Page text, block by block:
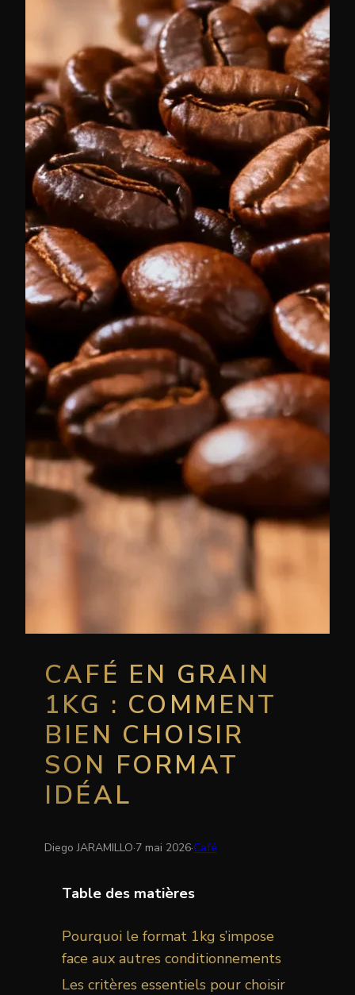
CAFÉ EN GRAIN
1KG : COMMENT
BIEN CHOISIR
SON FORMAT
IDÉAL
Diego JARAMILLO·7 mai 2026·Café
Table des matières
Pourquoi le format 1kg s’impose
face aux autres conditionnements
Les critères essentiels pour choisir